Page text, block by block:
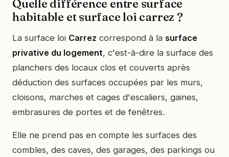
Quelle différence entre surface
habitable et surface loi carrez ?
La surface loi Carrez correspond à la surface
privative du logement, c'est-à-dire la surface des
planchers des locaux clos et couverts après
déduction des surfaces occupées par les murs,
cloisons, marches et cages d'escaliers, gaines,
embrasures de portes et de fenêtres.
Elle ne prend pas en compte les surfaces des
combles, des caves, des garages, des parkings ou